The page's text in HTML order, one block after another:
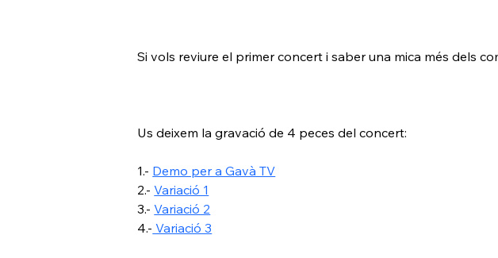
Si vols reviure el primer concert i saber una mica més dels
Us deixem la gravació de 4 peces del concert:
1.- Demo per a Gavà TV
2.- Variació 1
3.- Variació 2
4.- Variació 3